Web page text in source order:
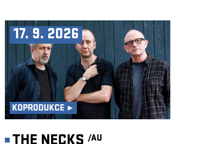
17. 9. 2026
KOPRODUKCE ►
/AU